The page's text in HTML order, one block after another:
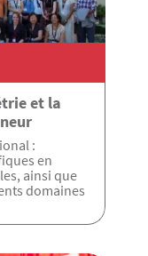
et la
:
en
ainsi que
domaines